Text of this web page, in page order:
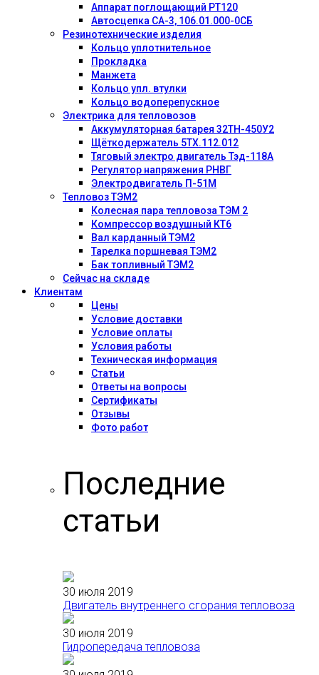
Аппарат поглощающий РТ120
Автосцепка СА-3, 106.01.000-0СБ
Резинотехнические изделия
Кольцо уплотнительное
Прокладка
Манжета
Кольцо упл. втулки
Кольцо водоперепускное
Электрика для тепловозов
Аккумуляторная батарея 32ТН-450У2
Щёткодержатель 5ТХ.112.012
Тяговый электро двигатель Тэд-118А
Регулятор напряжения РНВГ
Электродвигатель П-51М
Тепловоз ТЭМ2
Колесная пара тепловоза ТЭМ 2
Компрессор воздушный КТ6
Вал карданный ТЭМ2
Тарелка поршневая ТЭМ2
Бак топливный ТЭМ2
Сейчас на складе
Клиентам
Цены
Условие доставки
Условие оплаты
Условия работы
Техническая информация
Статьи
Ответы на вопросы
Сертификаты
Отзывы
Фото работ
Последние
статьи
30 июля 2019
Двигатель внутреннего сгорания тепловоза
30 июля 2019
Гидропередача тепловоза